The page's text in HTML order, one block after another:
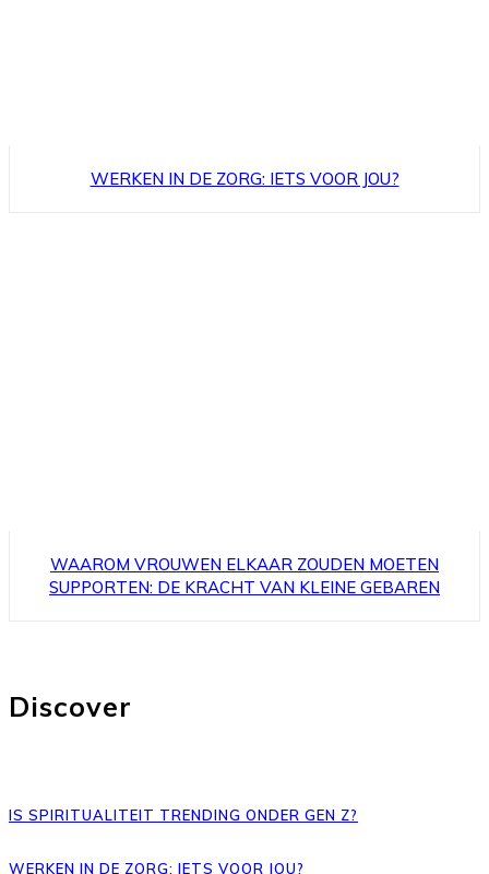
WERKEN IN DE ZORG: IETS VOOR JOU?
WAAROM VROUWEN ELKAAR ZOUDEN MOETEN
SUPPORTEN: DE KRACHT VAN KLEINE GEBAREN
Discover
IS SPIRITUALITEIT TRENDING ONDER GEN Z?
WERKEN IN DE ZORG: IETS VOOR JOU?